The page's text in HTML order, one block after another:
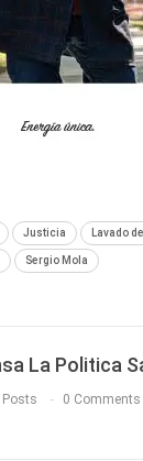
Justicia Lavado
Sergio Mola
La Politica
0 Comments